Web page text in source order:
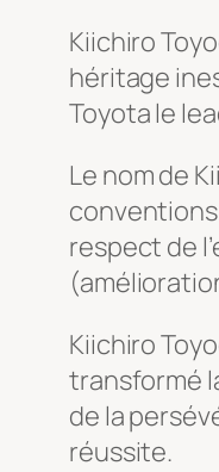
Kiichiro
héritage
Toyota le
Le nom de
conventions
respect de
Kiichiro
transformé
de la
réussite.